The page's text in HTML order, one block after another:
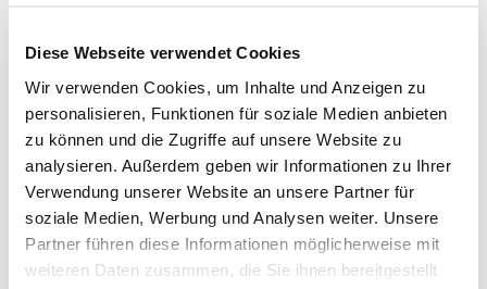
Diese Webseite verwendet Cookies
Wir verwenden Cookies, um Inhalte und Anzeigen zu
personalisieren, Funktionen für soziale Medien anbieten
zu können und die Zugriffe auf unsere Website zu
analysieren. Außerdem geben wir Informationen zu Ihrer
Verwendung unserer Website an unsere Partner für
soziale Medien, Werbung und Analysen weiter. Unsere
Partner führen diese Informationen möglicherweise mit
weiteren Daten zusammen, die Sie ihnen bereitgestellt
Achtung - Gefahr!